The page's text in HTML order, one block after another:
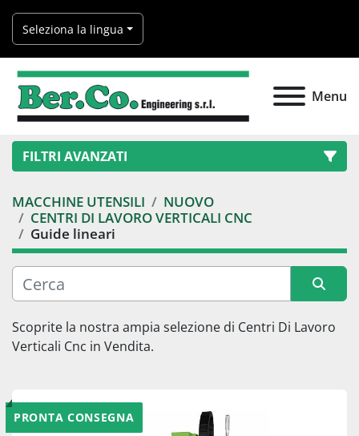
Seleziona la lingua
Menu
FILTRI AVANZATI
Categoria
Produttore
MACCHINE UTENSILI
NUOVO
CENTRI DI LAVORO VERTICALI CNC
Guide lineari
Ordina per
Scoprite la nostra ampia selezione di Centri Di Lavoro
Verticali Cnc in Vendita.
PRONTA CONSEGNA